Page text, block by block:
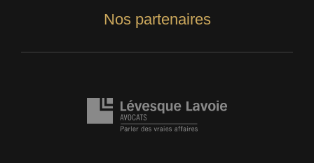
Nos partenaires